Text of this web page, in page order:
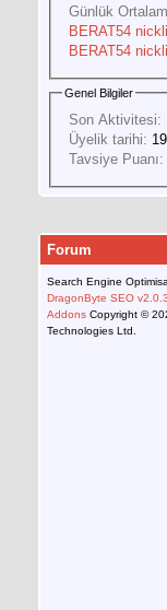
Günlük
BERAT54
BERAT54
Genel Bilgiler
Son Aktivitesi:
Üyelik tarihi:
Tavsiye Puanı:
Forum
Search Engine
DragonByte SEO
Addons Copyright ©
Technologies Ltd.